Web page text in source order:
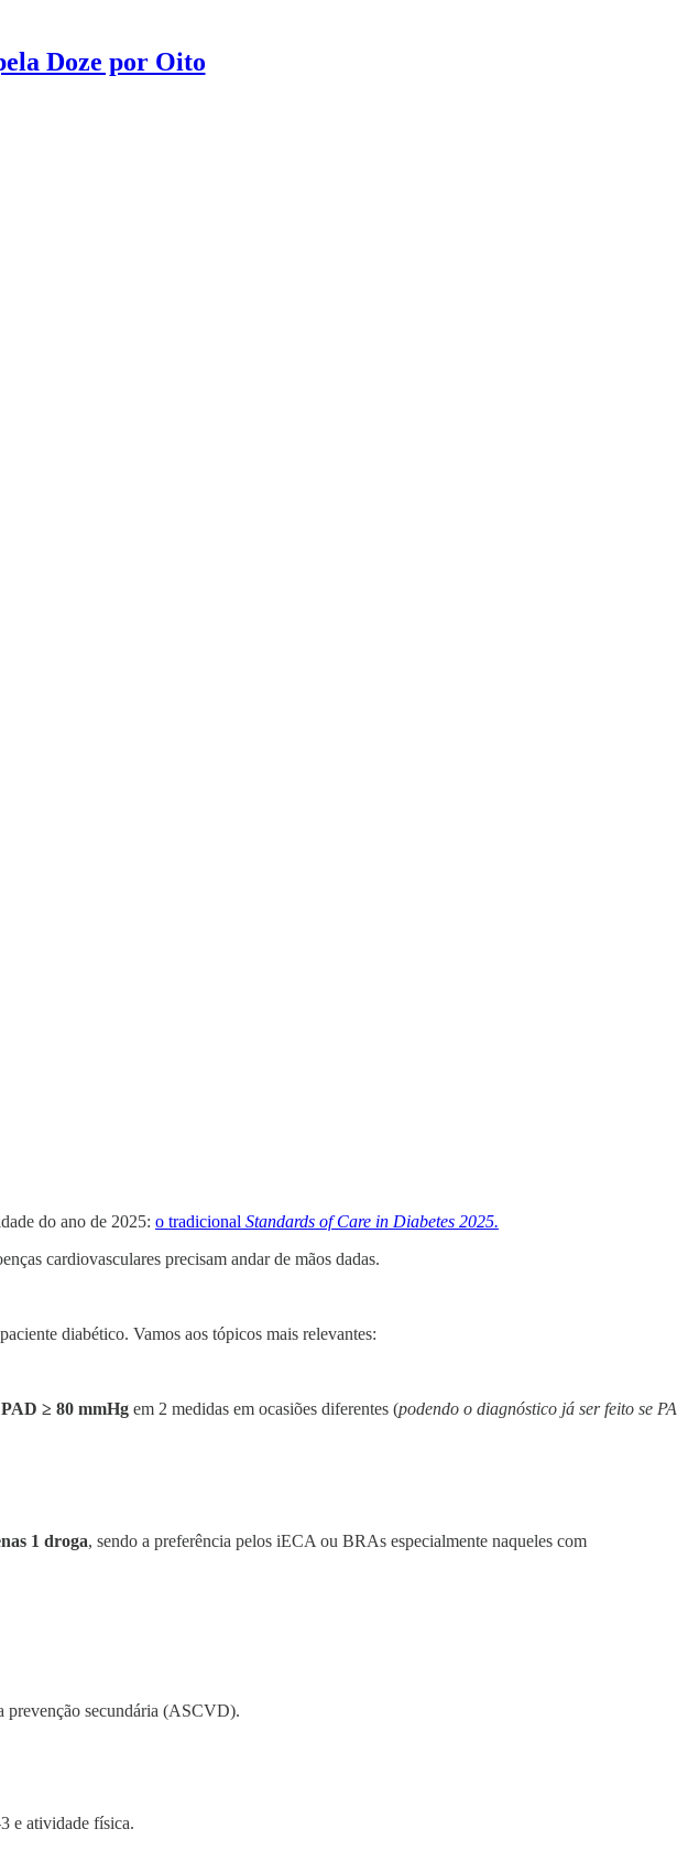
Doze por Oito
do ano de 2025: o tradicional Standards of Care in Diabetes 2025.
cardiovasculares precisam andar de mãos dadas.
diabético. Vamos aos tópicos mais relevantes:
≥ 80 mmHg em 2 medidas em ocasiões diferentes (podendo o diagnóstico já ser feito se PA
1 droga, sendo a preferência pelos iECA ou BRAs especialmente naqueles com
prevenção secundária (ASCVD).
e atividade física.